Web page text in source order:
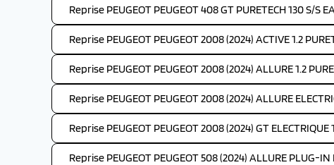
Reprise PEUGEOT PEUGEOT 408 GT PURETECH 130 S/S
Reprise PEUGEOT PEUGEOT 2008 (2024) ACTIVE 1.2
Reprise PEUGEOT PEUGEOT 2008 (2024) ALLURE 1.2
Reprise PEUGEOT PEUGEOT 2008 (2024) ALLURE
Reprise PEUGEOT PEUGEOT 2008 (2024) GT ELECTRIQUE
Reprise PEUGEOT PEUGEOT 508 (2024) ALLURE PLUG-